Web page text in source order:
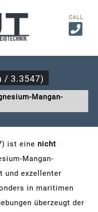
CALL
/ 3.3547)
Mangan-
ist eine nicht
Mangan-
und exzellenter
in maritimen
überzeugt der